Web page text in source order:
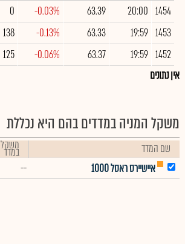
1454
20:00
63.39
-0.03%
0
1453
19:59
63.33
-0.13%
138
1452
19:59
63.37
-0.06%
125
אין נתונים
משקל המניה במדדים בהם היא נכללת
שם המדד משקל
במדד
איישיירס ראסל 1000
--